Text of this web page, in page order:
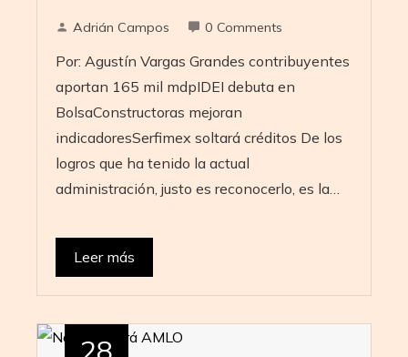
Adrián Campos 0 Comments
Por: Agustín Vargas Grandes contribuyentes
aportan 165 mil mdpIDEI debuta en
BolsaConstructoras mejoran
indicadoresSerfimex soltará créditos De los
logros que ha tenido la actual
administración, justo es reconocerlo, es la…
Leer más